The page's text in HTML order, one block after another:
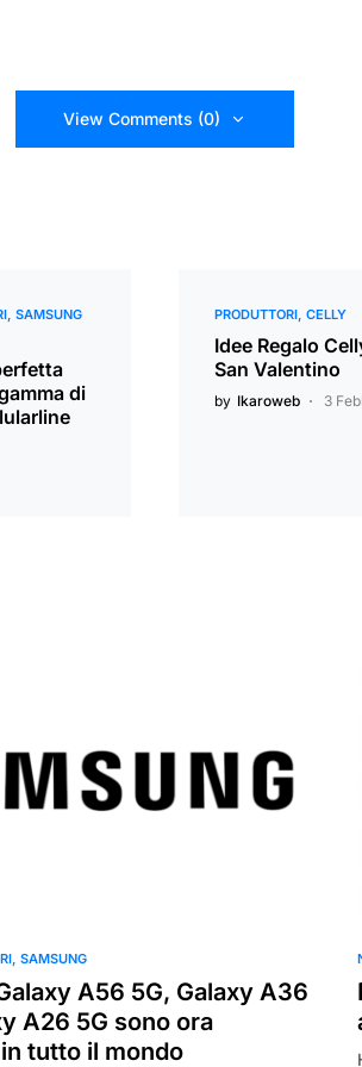
View Comments (0)
SAMSUNG
di
PRODUTTORI CELLY
Idee Regalo
San Valentino
by Ikaroweb 3
SAMSUNG
A56 5G, Galaxy A36
A26 5G sono ora
tutto il mondo